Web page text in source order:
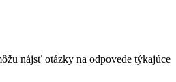
nájsť otázky na odpovede týkajúce